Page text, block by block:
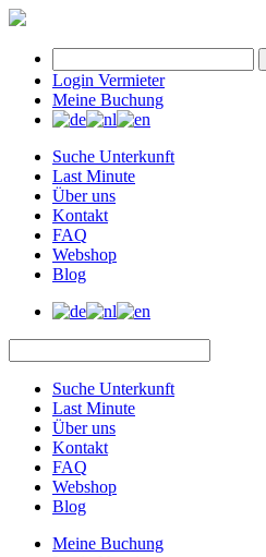
Login Vermieter
Meine Buchung
Suche Unterkunft
Last Minute
Über uns
Kontakt
FAQ
Webshop
Blog
Suche Unterkunft
Last Minute
Über uns
Kontakt
FAQ
Webshop
Blog
Meine Buchung